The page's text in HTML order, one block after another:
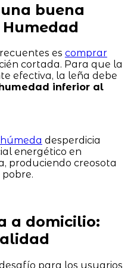
buena
es comprar
cortada. Para que la
efectiva, la leña debe
inferior al
desperdicia
energético en
produciendo creosota
a domicilio:
para los usuarios